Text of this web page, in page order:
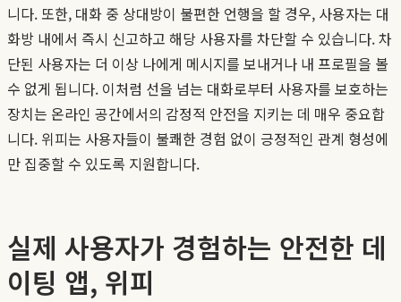
니다. 또한, 대화 중 상대방이 불편한 언행을 할 경우, 사용자는 대
화방 내에서 즉시 신고하고 해당 사용자를 차단할 수 있습니다. 차
단된 사용자는 더 이상 나에게 메시지를 보내거나 내 프로필을 볼
수 없게 됩니다. 이처럼 선을 넘는 대화로부터 사용자를 보호하는
장치는 온라인 공간에서의 감정적 안전을 지키는 데 매우 중요합
니다. 위피는 사용자들이 불쾌한 경험 없이 긍정적인 관계 형성에
만 집중할 수 있도록 지원합니다.
실제 사용자가 경험하는 안전한 데
이팅 앱, 위피